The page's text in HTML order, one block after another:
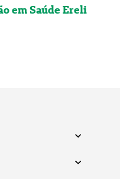
em Saúde Ereli